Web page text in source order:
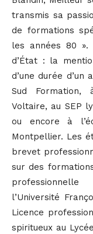
transmis sa
de formations
les années 80 ».
d’État : la
d’une durée d’un
Sud Formation,
Voltaire, au SEP
ou encore à
Montpellier. Les
brevet
sur des
l’Université
Licence
spiritueux au